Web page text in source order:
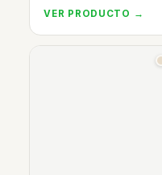
VER PRODUCTO →